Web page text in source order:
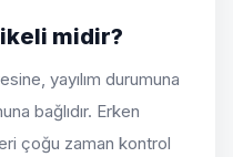
midir?
yayılım durumuna
bağlıdır. Erken
çoğu zaman kontrol